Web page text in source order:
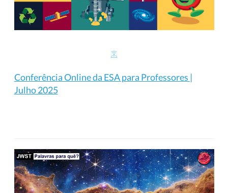
Conferência Online da ESA para Professores |
Julho 2025